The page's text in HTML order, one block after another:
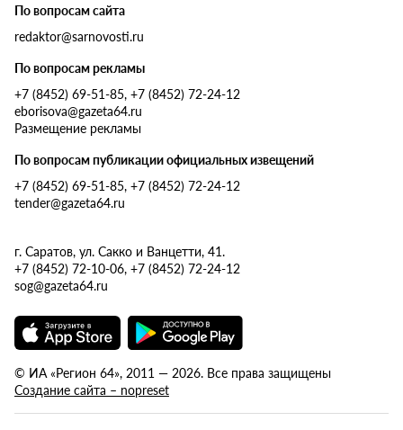
По вопросам сайта
redaktor@sarnovosti.ru
По вопросам рекламы
+7 (8452) 69-51-85, +7 (8452) 72-24-12
eborisova@gazeta64.ru
Размещение рекламы
По вопросам публикации официальных извещений
+7 (8452) 69-51-85, +7 (8452) 72-24-12
tender@gazeta64.ru
г. Саратов, ул. Сакко и Ванцетти, 41.
+7 (8452) 72-10-06, +7 (8452) 72-24-12
sog@gazeta64.ru
© ИА «Регион 64», 2011 — 2026. Все права защищены
Создание сайта – nopreset